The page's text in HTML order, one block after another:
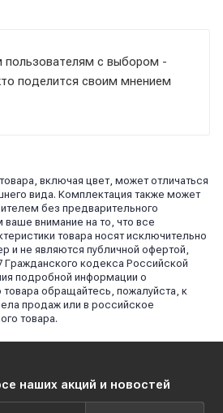
пользователям с выбором -
поделится своим мнением
включая цвет, может отличаться
вида. Комплектация также может
без предварительного
внимание на то, что все
товара носят исключительно
и не являются публичной офертой,
Гражданского кодекса Российской
подробной информации о
товара обращайтесь, пожалуйста, к
продаж или в российское
товара.
наших акций и новостей